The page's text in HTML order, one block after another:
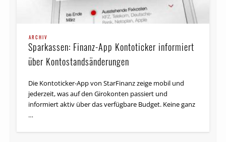
ARCHIV
Sparkassen: Finanz-App Kontoticker informiert
über Kontostands­änderungen
Die Kontoticker-App von StarFinanz zeige mobil und
jederzeit, was auf den Girokonten passiert und
informiert aktiv über das verfügbare Budget. Keine ganz
…